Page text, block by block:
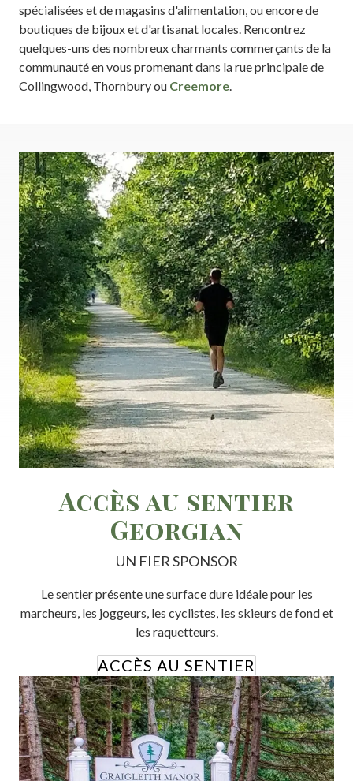
spécialisées et de magasins d'alimentation, ou encore de
boutiques de bijoux et d'artisanat locales. Rencontrez
quelques-uns des nombreux charmants commerçants de la
communauté en vous promenant dans la rue principale de
Collingwood, Thornbury ou Creemore.
Accès au sentier
Georgian
UN FIER SPONSOR
Le sentier présente une surface dure idéale pour les
marcheurs, les joggeurs, les cyclistes, les skieurs de fond et
les raquetteurs.
ACCÈS AU SENTIER